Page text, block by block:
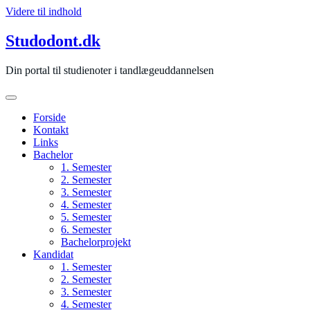
Videre til indhold
Studodont.dk
Din portal til studienoter i tandlægeuddannelsen
Forside
Kontakt
Links
Bachelor
1. Semester
2. Semester
3. Semester
4. Semester
5. Semester
6. Semester
Bachelorprojekt
Kandidat
1. Semester
2. Semester
3. Semester
4. Semester